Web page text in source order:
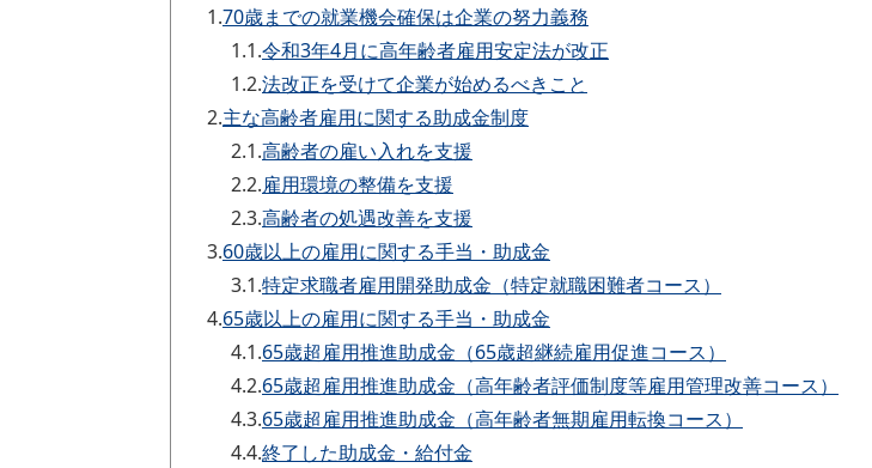
1.70歳までの就業機会確保は企業の努力義務
1.1.令和3年4月に高年齢者雇用安定法が改正
1.2.法改正を受けて企業が始めるべきこと
2.主な高齢者雇用に関する助成金制度
2.1.高齢者の雇い入れを支援
2.2.雇用環境の整備を支援
2.3.高齢者の処遇改善を支援
3.60歳以上の雇用に関する手当・助成金
3.1.特定求職者雇用開発助成金（特定就職困難者コース）
4.65歳以上の雇用に関する手当・助成金
4.1.65歳超雇用推進助成金（65歳超継続雇用促進コース）
4.2.65歳超雇用推進助成金（高年齢者評価制度等雇用管理改善コース）
4.3.65歳超雇用推進助成金（高年齢者無期雇用転換コース）
4.4.終了した助成金・給付金